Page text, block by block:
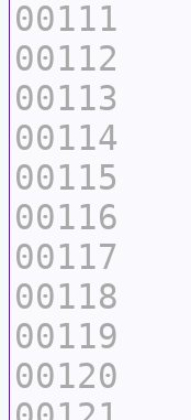
00111
00112
00113
00114
00115
00116
00117
00118
00119
00120